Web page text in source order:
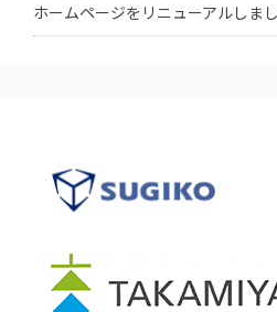
ホームページをリニューアルしま